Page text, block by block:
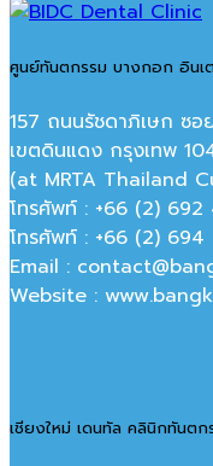
ศูนย์ทันตกรรม บางกอก อินเ
157 ถนนรัชดาภิเษก ซ
เขตดินแดง กรุงเทพ
(at MRTA Thailand
โทรศัพท์ : +66 (2) 692
โทรศัพท์ : +66 (2)
Email :
Website :
เชียงใหม่ เดนทัล คลินิกทันตก